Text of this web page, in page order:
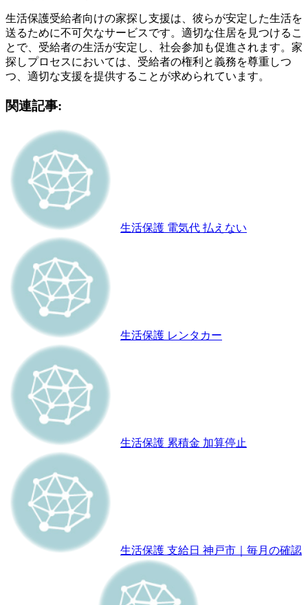
生活保護受給者向けの家探し支援は、彼らが安定した生活を
送るために不可欠なサービスです。適切な住居を見つけるこ
とで、受給者の生活が安定し、社会参加も促進されます。家
探しプロセスにおいては、受給者の権利と義務を尊重しつ
つ、適切な支援を提供することが求められています。
関連記事:
生活保護 電気代 払えない
生活保護 レンタカー
生活保護 累積金 加算停止
生活保護 支給日 神戸市｜毎月の確認